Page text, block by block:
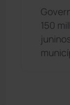
150